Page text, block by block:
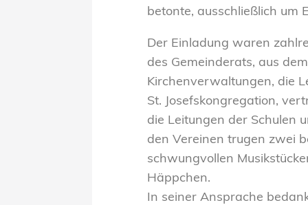
betonte, ausschließlich um
Der Einladung waren
des Gemeinderats, aus
Kirchenverwaltungen, die
St. Josefskongregation,
die Leitungen der Schulen
den Vereinen trugen zwei
schwungvollen
Häppchen.
In seiner Ansprache